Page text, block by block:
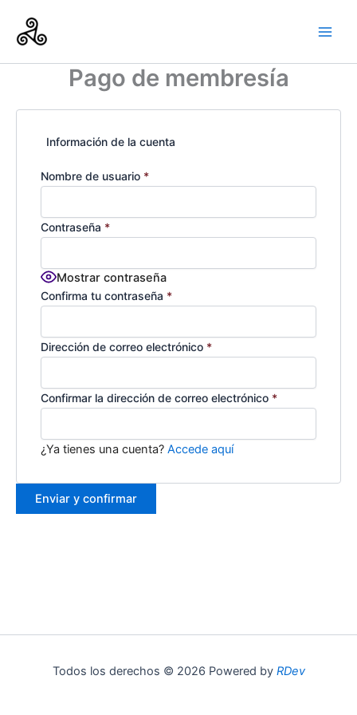
contenido
Pago de membresía
Información de la cuenta
Nombre de usuario *
Contraseña *
Mostrar contraseña
Confirma tu contraseña *
Dirección de correo electrónico *
Confirmar la dirección de correo electrónico *
¿Ya tienes una cuenta? Accede aquí
Todos los derechos © 2026 Powered by RDev